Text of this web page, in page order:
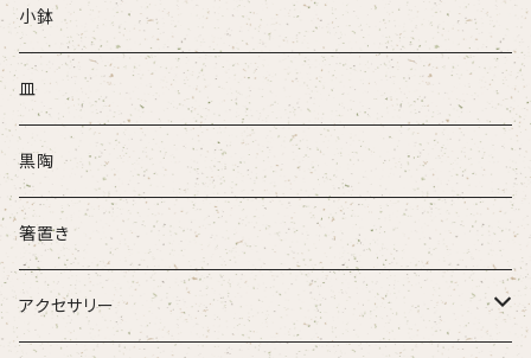
ぐい吞
盃
酒注ぎ
小鉢
皿
黒陶
箸置き
アクセサリー